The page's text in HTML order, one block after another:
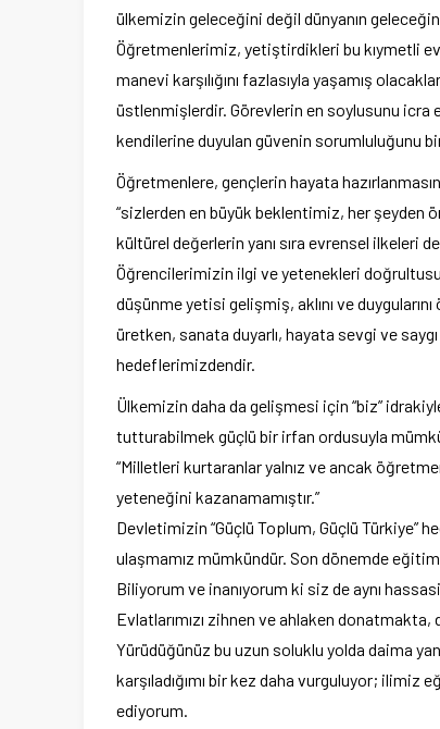
ülkemizin geleceğini değil dünyanın
Öğretmenlerimiz, yetiştirdikleri bu kıymetli
manevi karşılığını fazlasıyla yaşamış
üstlenmişlerdir. Görevlerin en soylusunu
kendilerine duyulan güvenin sorumluluğunu
Öğretmenlere, gençlerin hayata
“sizlerden en büyük beklentimiz, her
kültürel değerlerin yanı sıra evrensel
Öğrencilerimizin ilgi ve yetenekleri
düşünme yetisi gelişmiş, aklını ve
üretken, sanata duyarlı, hayata sevgi ve
hedeflerimizdendir.
Ülkemizin daha da gelişmesi için “biz”
tutturabilmek güçlü bir irfan ordusuyla
“Milletleri kurtaranlar yalnız ve ancak
yeteneğini kazanamamıştır.”
Devletimizin “Güçlü Toplum, Güçlü
ulaşmamız mümkündür. Son dönemde
Biliyorum ve inanıyorum ki siz de aynı
Evlatlarımızı zihnen ve ahlaken
Yürüdüğünüz bu uzun soluklu yolda daima
karşıladığımı bir kez daha vurguluyor; ilimiz
ediyorum.